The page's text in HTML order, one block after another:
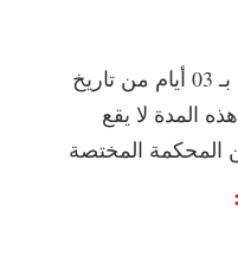
حدد أجل التصريح بالوفاة بـ 03 أيام من تاريخ
المدة لا يقع
المحكمة المختصة